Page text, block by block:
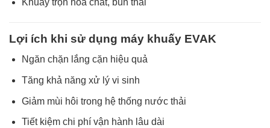
Khuấy trộn hóa chất, bùn thải
Lợi ích khi sử dụng máy khuấy EVAK
Ngăn chặn lắng cặn hiệu quả
Tăng khả năng xử lý vi sinh
Giảm mùi hôi trong hệ thống nước thải
Tiết kiệm chi phí vận hành lâu dài